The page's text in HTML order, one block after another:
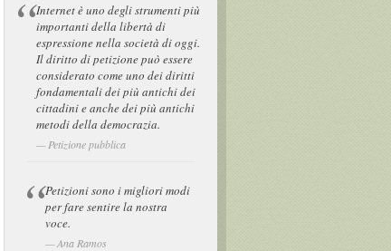
Internet è uno degli strumenti più
importanti della libertà di
espressione nella società di oggi.
Il diritto di petizione può essere
considerato come uno dei diritti
fondamentali dei più antichi dei
cittadini e anche dei più antichi
metodi della democrazia.
Petizione pubblica
Petizioni sono i migliori modi
per fare sentire la nostra
voce.
Ana Ramos